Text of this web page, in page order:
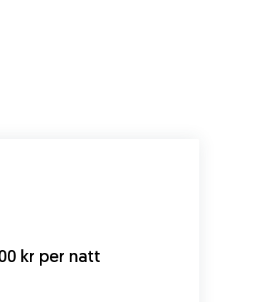
kr per natt